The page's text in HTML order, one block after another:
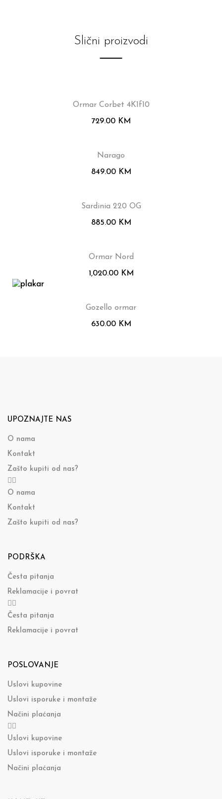
Slični proizvodi
Ormar Corbet 4K1f10
729.00 KM
Narago
849.00 KM
Sardinia 220 OG
885.00 KM
Ormar Nord
1,020.00 KM
Gozello ormar
630.00 KM
UPOZNAJTE NAS
O nama
Kontakt
Zašto kupiti od nas?
O nama
Kontakt
Zašto kupiti od nas?
PODRŠKA
Česta pitanja
Reklamacije i povrat
Česta pitanja
Reklamacije i povrat
POSLOVANJE
Uslovi kupovine
Uslovi isporuke i montaže
Načini plaćanja
Uslovi kupovine
Uslovi isporuke i montaže
Načini plaćanja